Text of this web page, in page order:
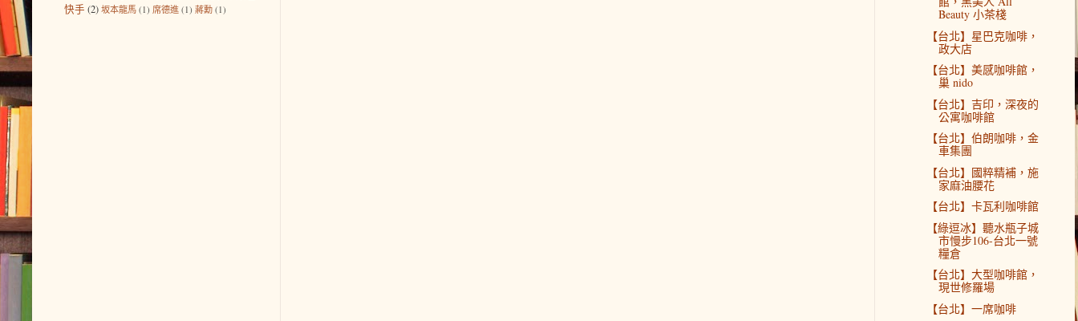
快手 (2) 坂本龍馬 (1) 席德進 (1) 蔣勳 (1)
Beauty 小茶棧
【台北】星巴克咖啡，
政大店
【台北】美感咖啡館，
巢 nido
【台北】吉印，深夜的
公寓咖啡館
【台北】伯朗咖啡，金
車集團
【台北】國粹精補，施
家麻油腰花
【台北】卡瓦利咖啡館
【綠逗冰】聽水瓶子城
市慢步106-台北一號
糧倉
【台北】大型咖啡館，
現世修羅場
【台北】一席咖啡